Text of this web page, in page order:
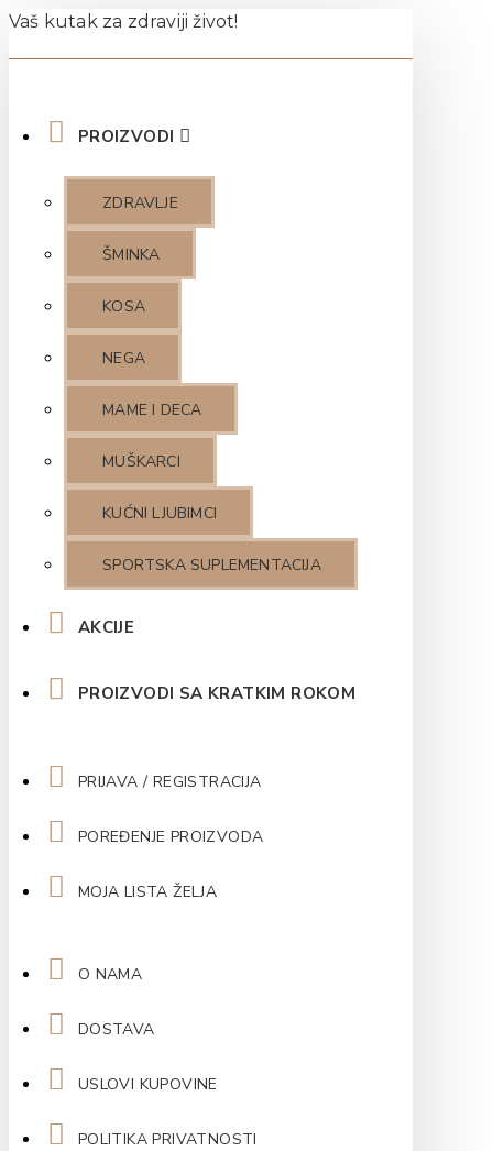
Vaš kutak za zdraviji život!
PROIZVODI
ZDRAVLJE
ŠMINKA
KOSA
NEGA
MAME I DECA
MUŠKARCI
KUĆNI LJUBIMCI
SPORTSKA SUPLEMENTACIJA
AKCIJE
PROIZVODI SA KRATKIM ROKOM
PRIJAVA / REGISTRACIJA
POREĐENJE PROIZVODA
MOJA LISTA ŽELJA
O NAMA
DOSTAVA
USLOVI KUPOVINE
POLITIKA PRIVATNOSTI